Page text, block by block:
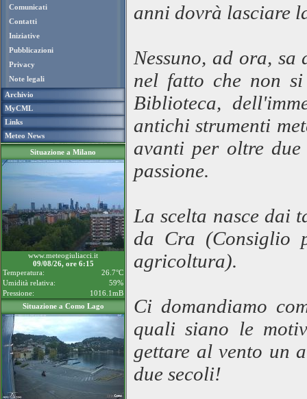
Comunicati
Contatti
Iniziative
Pubblicazioni
Privacy
Note legali
Archivio
MyCML
Links
Meteo News
Situazione a Milano
www.meteogiuliacci.it
09/08/26, ore 6:15
Temperatura:
26.7°C
Umidità relativa:
59%
Pressione:
1016.1mB
Situazione a Como Lago
anni dovrà lasciare
Nessuno, ad ora,
nel fatto che non
Biblioteca,
antichi strumenti
avanti per oltre due
passione.
La scelta nasce dai
da Cra (Consiglio
agricoltura).
Ci domandiamo
quali siano le
gettare al vento un
due secoli!